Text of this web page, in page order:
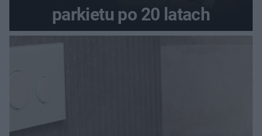
parkietu po 20 latach